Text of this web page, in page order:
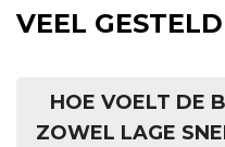
VEEL
HOE VOELT DE
ZOWEL LAGE